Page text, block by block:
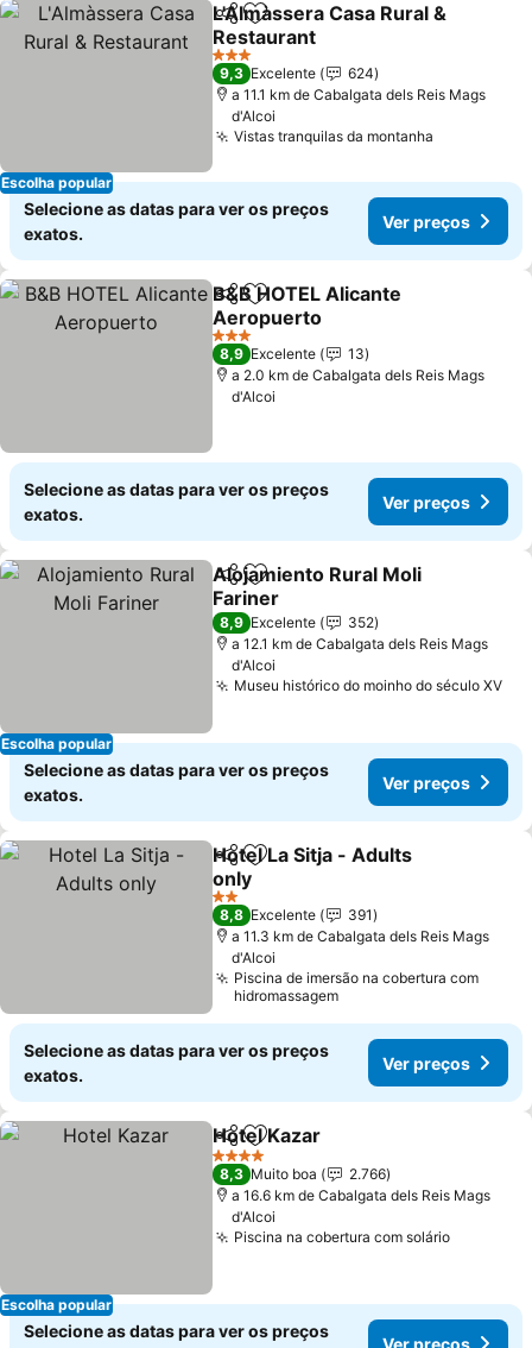
Escolha popular
PartilharAdicionar aos favoritos
L'Almàssera Casa Rural &
Restaurant
Ver preços
3 Estrelas
9,3 Excelente
624
a 11.1 km de Cabalgata dels Reis Mags
d'Alcoi
Vistas tranquilas da montanha
Selecione as datas para ver os preços
exatos.
Ver preços
PartilharAdicionar aos favoritos
B&B HOTEL Alicante
Aeropuerto
Ver preços
3 Estrelas
8,9 Excelente
13
a 2.0 km de Cabalgata dels Reis Mags
d'Alcoi
Selecione as datas para ver os preços
exatos.
Ver preços
Escolha popular
PartilharAdicionar aos favoritos
Alojamiento Rural Moli
Fariner
Ver preços
8,9 Excelente
352
a 12.1 km de Cabalgata dels Reis Mags
d'Alcoi
Museu histórico do moinho do século XV
Selecione as datas para ver os preços
exatos.
Ver preços
PartilharAdicionar aos favoritos
Hotel La Sitja - Adults
only
Ver preços
2 Estrelas
8,8 Excelente
391
a 11.3 km de Cabalgata dels Reis Mags
d'Alcoi
Piscina de imersão na cobertura com
hidromassagem
Selecione as datas para ver os preços
exatos.
Ver preços
Escolha popular
PartilharAdicionar aos favoritos
Hotel Kazar
4 Estrelas
8,3 Muito boa
2.766
a 16.6 km de Cabalgata dels Reis Mags
d'Alcoi
Piscina na cobertura com solárioVer
Selecione as datas para ver os preços
Ver preços